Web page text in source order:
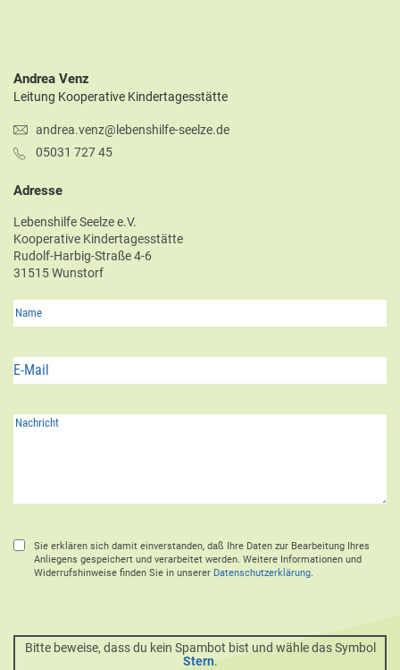
Andrea Venz
Leitung Kooperative Kindertagesstätte
andrea.venz@lebenshilfe-seelze.de
05031 727 45
Adresse
Lebenshilfe Seelze e.V.
Kooperative Kindertagesstätte
Rudolf-Harbig-Straße 4-6
31515 Wunstorf
Sie erklären sich damit einverstanden, daß Ihre Daten zur Bearbeitung Ihres
Anliegens gespeichert und verarbeitet werden. Weitere Informationen und
Widerrufshinweise finden Sie in unserer Datenschutzerklärung.
Bitte beweise, dass du kein Spambot bist und wähle das Symbol
Stern.